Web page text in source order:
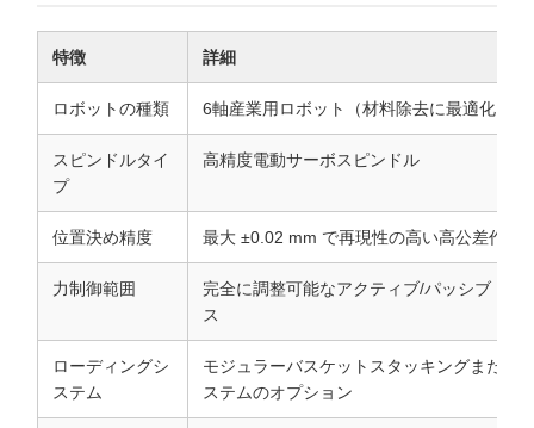
特徴 詳細
ロボットの種類 6軸産業用ロボット（材料除去に最適化）
スピンドルタイ
プ
高精度電動サーボスピンドル
位置決め精度 最大 ±0.02 mm で再現性の高い高公差作業
力制御範囲
完全に調整可能なアクティブ/パッシブ コ
ス
ローディングシ
ステム
モジュラーバスケットスタッキングまたは
ステムのオプション